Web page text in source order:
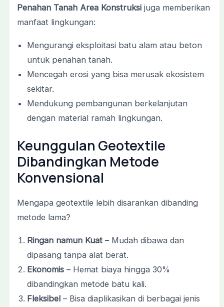
Penahan Tanah Area Konstruksijuga memberikan
manfaat lingkungan:
Mengurangi eksploitasi batu alam atau beton
untuk penahan tanah.
Mencegah erosi yang bisa merusak ekosistem
sekitar.
Mendukung pembangunan berkelanjutan
dengan material ramah lingkungan.
Keunggulan Geotextile
Dibandingkan Metode
Konvensional
Mengapa geotextile lebih disarankan dibanding
metode lama?
Ringan namun Kuat– Mudah dibawa dan
dipasang tanpa alat berat.
Ekonomis– Hemat biaya hingga 30%
dibandingkan metode batu kali.
Fleksibel– Bisa diaplikasikan di berbagai jenis